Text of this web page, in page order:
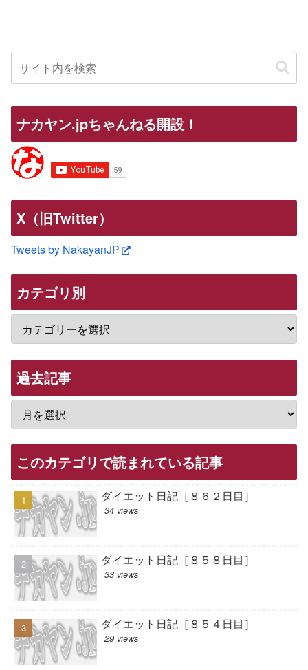
ナカヤン.jpちゃんねる開設！
X（旧Twitter）
Tweets by NakayanJP
カテゴリ別
過去記事
このカテゴリで読まれている記事
ダイエット日記［８６２日目］
34 views
ダイエット日記［８５８日目］
33 views
ダイエット日記［８５４日目］
29 views